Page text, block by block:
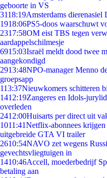
geboorte in VS
3118:19Amsterdams
1918:06PS5-doos waarschuwt
2317:58OM eist TBS tegen
aardappelschilmesje
6915:03Israël meldt dood twee
aangekondigd
2913:48NPO-manager Menno
groepsapp
113:37Nieuwkomers schitteren
1412:19Zangeres en Idols-
overleden
2412:00Huisarts per direct uit
1011:41Netflix-abonnees krijgen
uitgebreide GTA VI trailer
2610:54NAVO zet wegens
gevechtsvliegtuigen in
1410:46Accell, moederbedrijf
betaling aan